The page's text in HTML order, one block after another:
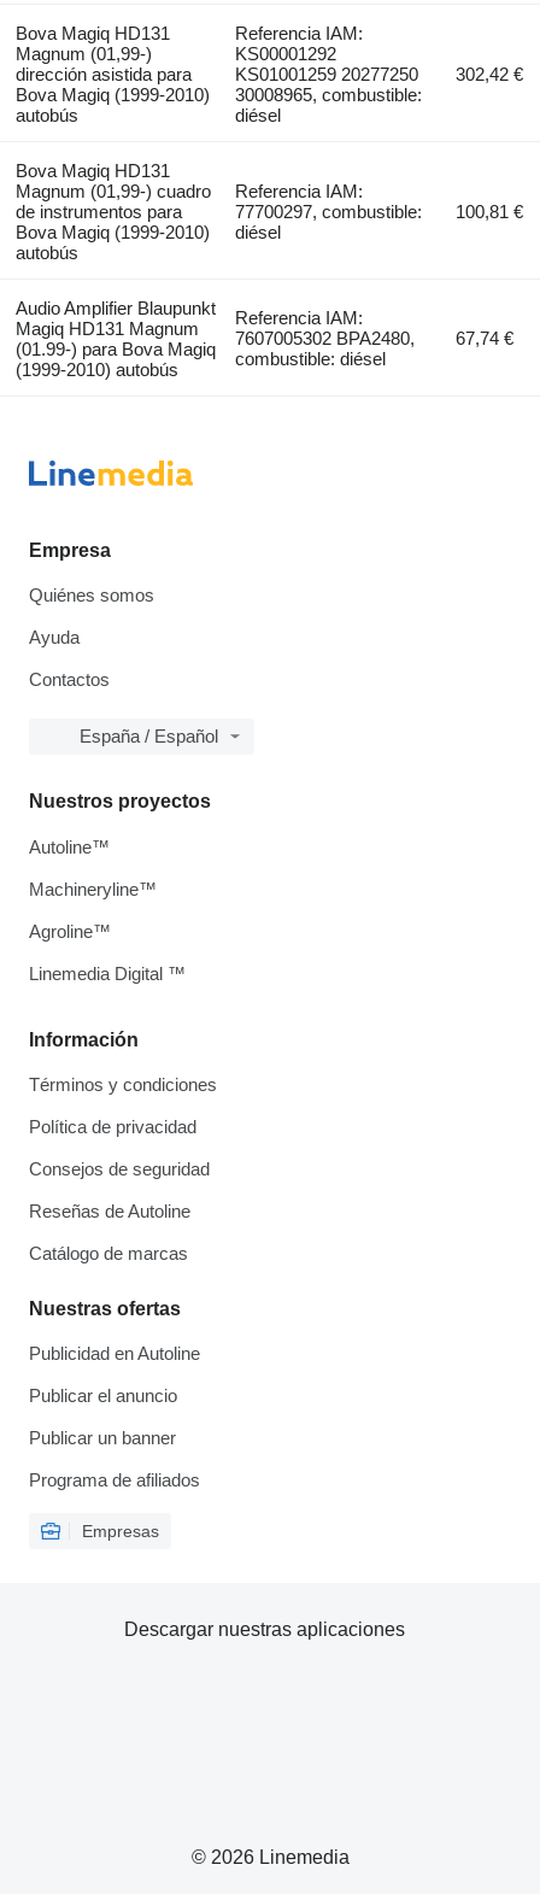
Bova Magiq HD131
Magnum (01,99-)
dirección asistida para
Bova Magiq (1999-2010)
autobús
Referencia IAM:
KS00001292
KS01001259 20277250
30008965, combustible:
diésel
302,42 €
Bova Magiq HD131
Magnum (01,99-) cuadro
de instrumentos para
Bova Magiq (1999-2010)
autobús
Referencia IAM:
77700297, combustible:
diésel
100,81 €
Audio Amplifier Blaupunkt
Magiq HD131 Magnum
(01.99-) para Bova Magiq
(1999-2010) autobús
Referencia IAM:
7607005302 BPA2480,
combustible: diésel
67,74 €
Empresa
Quiénes somos
Ayuda
Contactos
España / Español
Información
Términos y condiciones
Política de privacidad
Consejos de seguridad
Reseñas de Autoline
Catálogo de marcas
Nuestras ofertas
Publicidad en Autoline
Publicar el anuncio
Publicar un banner
Programa de afiliados
Empresas
Nuestros proyectos
Autoline™
Machineryline™
Agroline™
Linemedia Digital ™
© 2026 Linemedia
Descargar nuestras aplicaciones